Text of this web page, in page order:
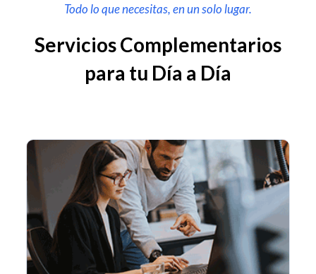
Todo lo que necesitas, en un solo lugar.
Servicios Complementarios
para tu Día a Día